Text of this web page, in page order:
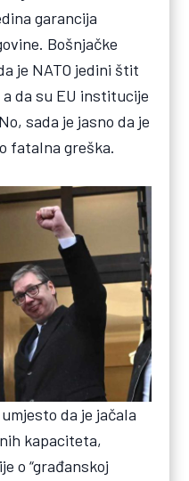
garancija
Bošnjačke
je NATO jedini štit
da su EU institucije
sada je jasno da je
fatalna greška.
da je jačala
kapaciteta,
o “građanskoj